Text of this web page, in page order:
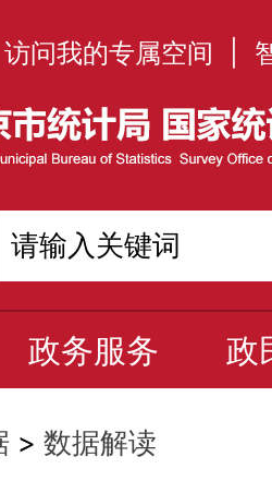
访问我的专属空间
政务服务 政
> 数据解读